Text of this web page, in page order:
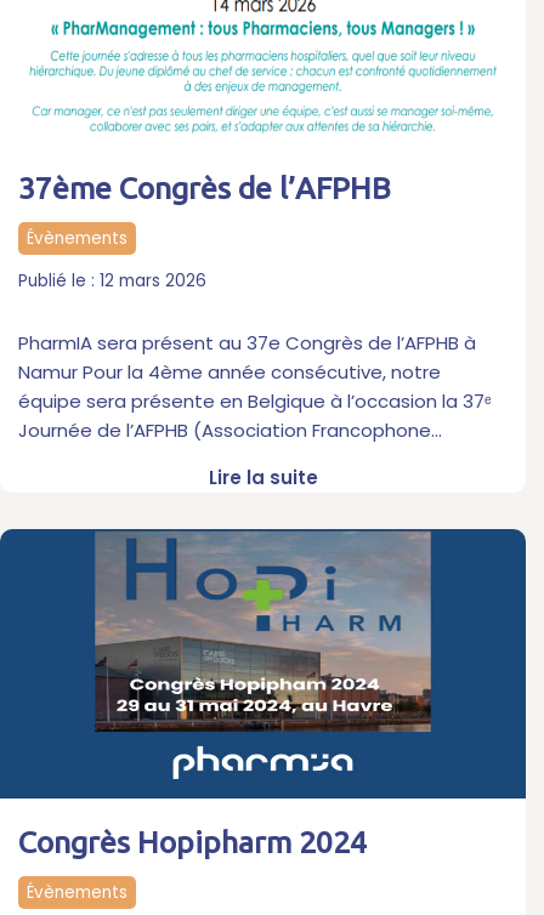
37ème Congrès de l’AFPHB
Évènements
12 mars 2026
PharmIA sera présent au 37e Congrès de l’AFPHB à
Namur Pour la 4ème année consécutive, notre
équipe sera présente en Belgique à l’occasion la 37ᵉ
Journée de l’AFPHB (Association Francophone…
Lire la suite
Congrès Hopipharm 2024
Évènements